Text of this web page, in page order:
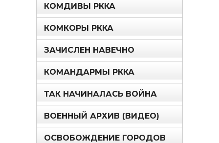
КОМДИВЫ РККА
КОМКОРЫ РККА
ЗАЧИСЛЕН НАВЕЧНО
КОМАНДАРМЫ РККА
ТАК НАЧИНАЛАСЬ ВОЙНА
ВОЕННЫЙ АРХИВ (ВИДЕО)
ОСВОБОЖДЕНИЕ ГОРОДОВ